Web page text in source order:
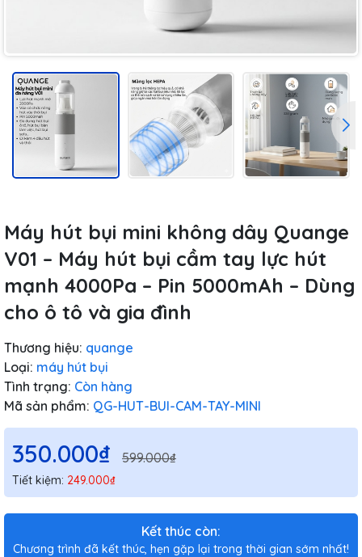
Máy hút bụi mini không dây Quange
V01 – Máy hút bụi cầm tay lực hút
mạnh 4000Pa – Pin 5000mAh – Dùng
cho ô tô và gia đình
Thương hiệu: quange
Loại: máy hút bụi
Tình trạng: Còn hàng
Mã sản phẩm: QG-HUT-BUI-CAM-TAY-MINI
350.000₫ 599.000₫
Tiết kiệm: 249.000₫
Kết thúc còn:
Chương trình đã kết thúc, hẹn gặp lại trong thời gian sớm nhất!